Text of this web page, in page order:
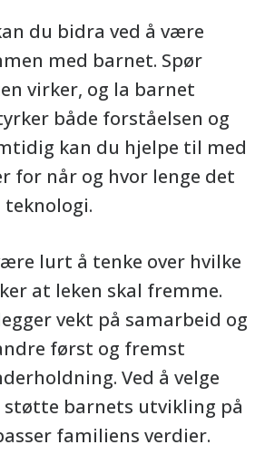
du bidra ved å være
med barnet. Spør
virker, og la barnet
både forståelsen og
kan du hjelpe til med
for når og hvor lenge det
teknologi.
lurt å tenke over hvilke
at leken skal fremme.
vekt på samarbeid og
først og fremst
Ved å velge
støtte barnets utvikling på
familiens verdier.